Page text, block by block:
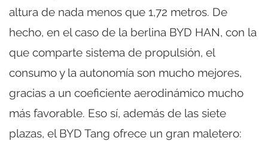
altura de nada menos que 1,72 metros. De
hecho, en el caso de la berlina BYD HAN, con la
que comparte sistema de propulsión, el
consumo y la autonomía son mucho mejores,
gracias a un coeficiente aerodinámico mucho
más favorable. Eso sí, además de las siete
plazas, el BYD Tang ofrece un gran maletero: